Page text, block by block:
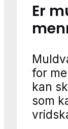
Er
for
kan
som